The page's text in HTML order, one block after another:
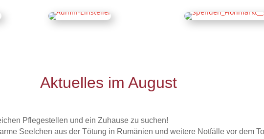
Aktuelles im August
Pflegestellen und ein Zuhause zu suchen!
Seelchen aus der Tötung in Rumänien und weitere Notfälle vor dem